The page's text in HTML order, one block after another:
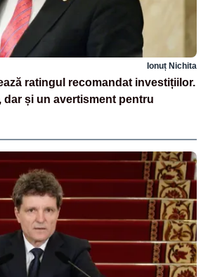
Ionuț Nichita
ratingul recomandat investițiilor.
dar și un avertisment pentru